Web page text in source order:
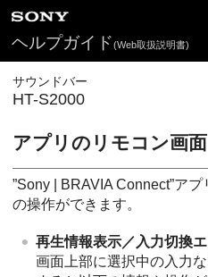
ヘルプガイド(Web取扱説明書)
サウンドバー
HT-S2000
アプリのリモコン画面
”Sony | BRAVIA Connect”ア
の操作ができます。
再生情報表示／入力切換
画面上部に選択中の入力